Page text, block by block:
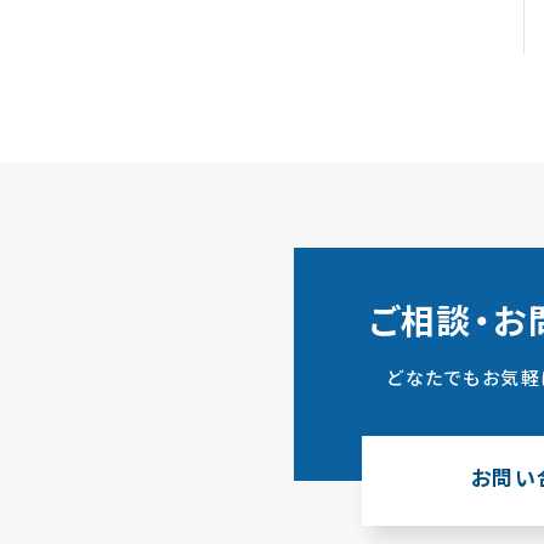
ご相談・
どなたでもお気
お問